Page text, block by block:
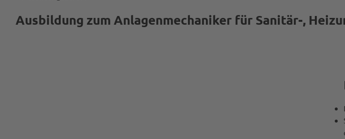
Ausbildung zum Anlagenmechaniker für Sanitär-,